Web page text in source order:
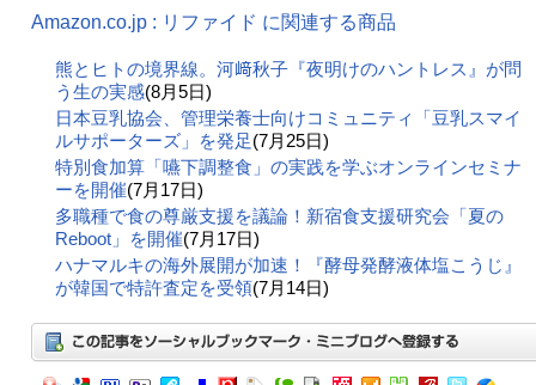
Amazon.co.jp : リファイド に関連する商品
熊とヒトの境界線。河﨑秋子『夜明けのハントレス』が問
う生の実感(8月5日)
日本豆乳協会、管理栄養士向けコミュニティ「豆乳スマイ
ルサポーターズ」を発足(7月25日)
特別食加算「嚥下調整食」の実践を学ぶオンラインセミナ
ーを開催(7月17日)
多職種で食の尊厳支援を議論！新宿食支援研究会「夏の
Reboot」を開催(7月17日)
ハナマルキの海外展開が加速！『酵母発酵液体塩こうじ』
が韓国で特許査定を受領(7月14日)